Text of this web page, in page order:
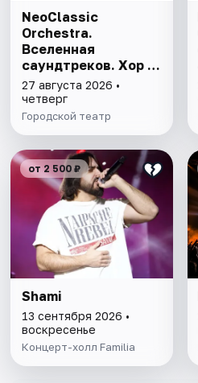
NeoClassic
Orchestra.
Вселенная
саундтреков. Хор и
4000 свечей
27 августа 2026 •
четверг
Городской театр
от 2 500 ₽
Shami
13 сентября 2026 •
воскресенье
Концерт-холл Familia